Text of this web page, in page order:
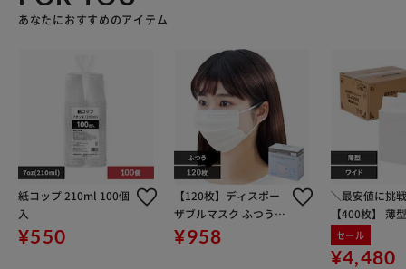
あなたにおすすめのアイテム
紙コップ 210ml 100個
入
¥550
【120枚】ディスポー
ザブルマスク ふつうサ
イズ ホワイト 大容量 D
¥958
＼最安値に挑
【400枚】 薄
シーツ ワイ
4袋
セール
¥4,480